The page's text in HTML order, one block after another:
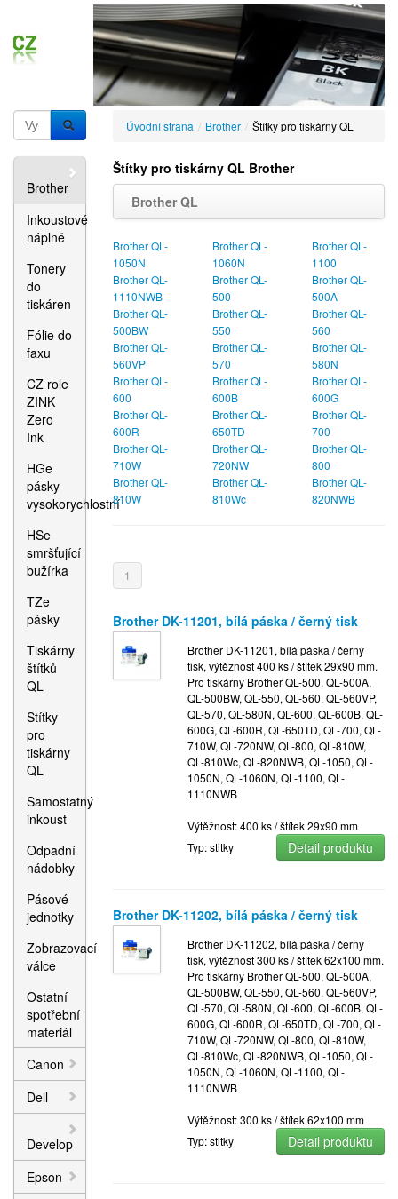
Brother
Inkoustové
náplně
Tonery
do
tiskáren
Fólie do
faxu
CZ role
ZINK
Zero
Ink
HGe
pásky
vysokorychlostní
HSe
smršťující
bužírka
TZe
pásky
Tiskárny
štítků
QL
Štítky
pro
tiskárny
QL
Samostatný
inkoust
Odpadní
nádobky
Pásové
jednotky
Zobrazovací
válce
Ostatní
spotřební
materiál
Canon
Dell
Develop
Epson
Úvodní strana / Brother / Štítky pro tiskárny QL
Štítky pro tiskárny QL Brother
Brother QL
Brother QL-
1050N
Brother QL-
1060N
Brother QL-
1100
Brother QL-
1110NWB
Brother QL-
500
Brother QL-
500A
Brother QL-
500BW
Brother QL-
550
Brother QL-
560
Brother QL-
560VP
Brother QL-
570
Brother QL-
580N
Brother QL-
600
Brother QL-
600B
Brother QL-
600G
Brother QL-
600R
Brother QL-
650TD
Brother QL-
700
Brother QL-
710W
Brother QL-
720NW
Brother QL-
800
Brother QL-
810W
Brother QL-
810Wc
Brother QL-
820NWB
1
Brother DK-11201, bílá páska / černý tisk
Brother DK-11201, bílá páska / černý
tisk, výtěžnost 400 ks / štítek 29x90 mm.
Pro tiskárny Brother QL-500, QL-500A,
QL-500BW, QL-550, QL-560, QL-560VP,
QL-570, QL-580N, QL-600, QL-600B, QL-
600G, QL-600R, QL-650TD, QL-700, QL-
710W, QL-720NW, QL-800, QL-810W,
QL-810Wc, QL-820NWB, QL-1050, QL-
1050N, QL-1060N, QL-1100, QL-
1110NWB
Výtěžnost: 400 ks / štítek 29x90 mm
Typ: stitky
Detail produktu
Brother DK-11202, bílá páska / černý tisk
Brother DK-11202, bílá páska / černý
tisk, výtěžnost 300 ks / štítek 62x100 mm.
Pro tiskárny Brother QL-500, QL-500A,
QL-500BW, QL-550, QL-560, QL-560VP,
QL-570, QL-580N, QL-600, QL-600B, QL-
600G, QL-600R, QL-650TD, QL-700, QL-
710W, QL-720NW, QL-800, QL-810W,
QL-810Wc, QL-820NWB, QL-1050, QL-
1050N, QL-1060N, QL-1100, QL-
1110NWB
Výtěžnost: 300 ks / štítek 62x100 mm
Typ: stitky
Detail produktu